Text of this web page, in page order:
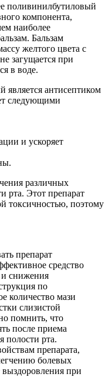
поливинилбутиловый
компонента,
наиболее
Бальзам
желтого цвета с
загущается при
в воде.
антисептиком
следующими
и ускоряет
различных
рта. Этот препарат
токсичностью, поэтому
препарат
средство
и снижения
по
количество мази
слизистой
помнить, что
после приема
полости рта.
препарата,
болевых
при